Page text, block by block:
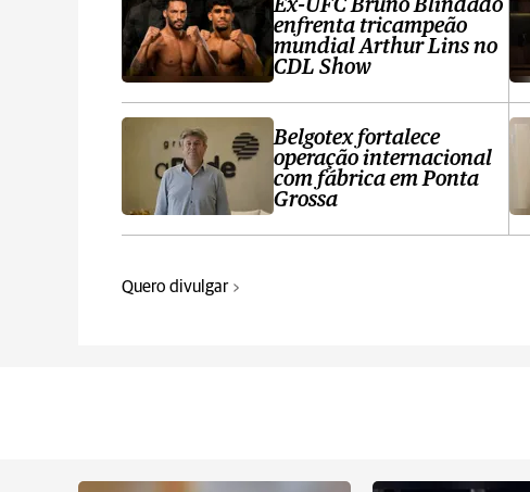
Ex-UFC Bruno Blindado
enfrenta tricampeão
mundial Arthur Lins no
CDL Show
Belgotex fortalece
operação internacional
com fábrica em Ponta
Grossa
Quero divulgar